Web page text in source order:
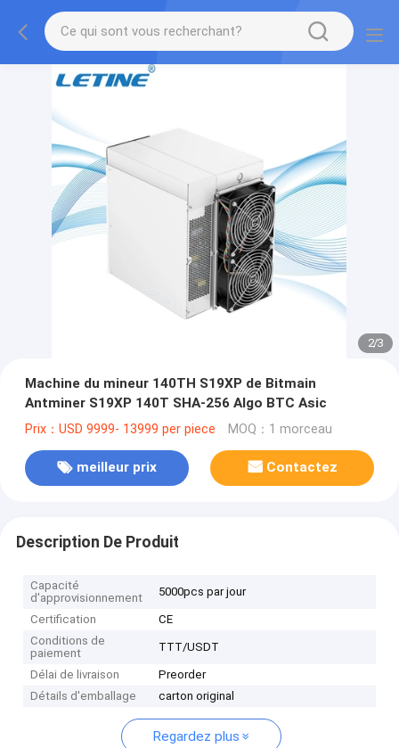
2/3
Machine du mineur 140TH S19XP de Bitmain
Antminer S19XP 140T SHA-256 Algo BTC Asic
Prix：USD 9999- 13999 per piece MOQ：1 morceau
meilleur prix Contactez
Description De Produit
Capacité
d'approvisionnement
5000pcs par jour
Certification
CE
Conditions de
paiement
TTT/USDT
Délai de livraison
Preorder
Détails d'emballage
carton original
Regardez plus